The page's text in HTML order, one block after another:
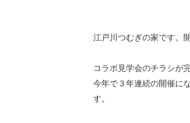
江戸川つむぎの家です。
コラボ見学会のチラシが
今年で３年連続の開催に
す。